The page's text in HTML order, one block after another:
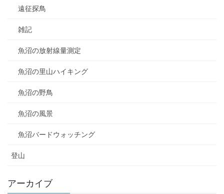
遠征探鳥
雑記
魚沼の放射線量測定
魚沼の里山ハイキング
魚沼の野鳥
魚沼の風景
魚沼バードウォッチング
登山
アーカイブ